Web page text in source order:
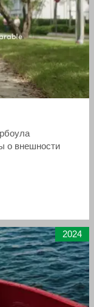
о внешности
2024